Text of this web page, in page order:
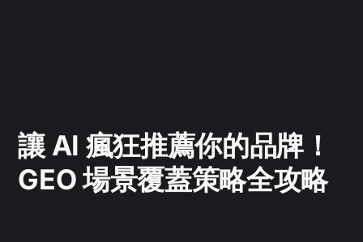
讓 AI 瘋狂推薦你的品牌！
GEO 場景覆蓋策略全攻略